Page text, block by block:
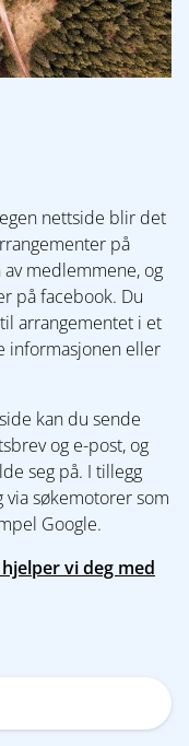
nettside blir det
på
medlemmene, og
på facebook. Du
arrangementet i et
informasjonen eller
kan du sende
og e-post, og
seg på. I tillegg
søkemotorer som
Google.
vi deg med